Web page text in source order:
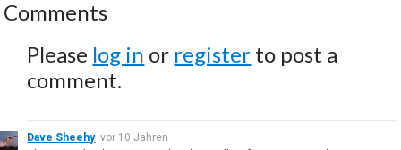
Comments
Please log in or register to post a
comment.
Dave Sheehy vor 10 Jahren